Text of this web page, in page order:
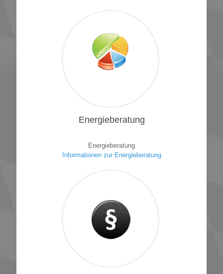
Energieberatung
Energieberatung
Informationen zur Energieberatung